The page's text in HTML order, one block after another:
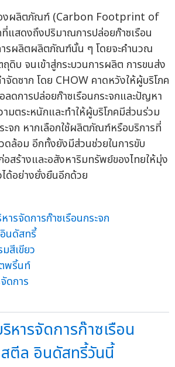
งผลิตภัณฑ์ (Carbon Footprint of
แสดงถึงปริมาณการปล่อยก๊าซเรือน
ารผลิตผลิตภัณฑ์นั้น ๆ โดยจะคำนวณ
ดิบ จนเข้าสู่กระบวนการผลิต การขนส่ง
ำจัดซาก โดย CHOW คาดหวังให้ผู้บริโภค
ลดการปล่อยก๊าซเรือนกระจกและปัญหา
มตระหนักและทำให้ผู้บริโภคมีส่วนร่วม
ะจก หากเลือกใช้ผลิตภัณฑ์หรือบริการที่
ดล้อม อีกทั้งยังมีส่วนช่วยในการขับ
สร้างและอสังหาริมทรัพย์ของไทยให้มุ่ง
ด้อย่างยั่งยืนอีกด้วย
ารจัดการก๊าซเรือนกระจก
นดัสทรี้
สีเขียว
พริ้นท์
ดการ
หารจัดการก๊าซเรือน
สตีล อินดัสทรี้วันนี้